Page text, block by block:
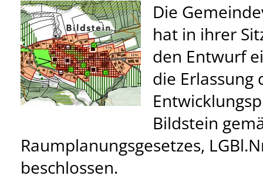
Die
hat in ihrer
den Entwurf
die Erlassung
Bildstein
Raumplanungsgesetzes,
beschlossen.